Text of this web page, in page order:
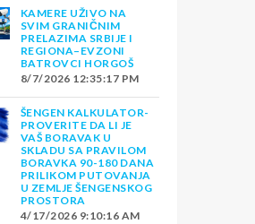
KAMERE UŽIVO NA
SVIM GRANIČNIM
PRELAZIMA SRBIJE I
REGIONA–EVZONI
BATROVCI HORGOŠ
8/7/2026 12:35:17 PM
ŠENGEN KALKULATOR-
PROVERITE DA LI JE
VAŠ BORAVAK U
SKLADU SA PRAVILOM
BORAVKA 90-180 DANA
PRILIKOM PUTOVANJA
U ZEMLJE ŠENGENSKOG
PROSTORA
4/17/2026 9:10:16 AM